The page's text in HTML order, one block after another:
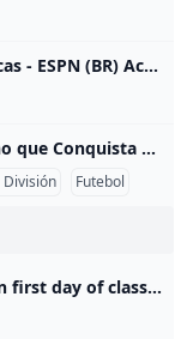
Huracán: O Globo Argentino que Conquista Corações! O Club Atlético Huracán é um time de futebol da Argentina, com sede no bairro de Parque Patricios, em Buenos Aires. Fundado em 1908, o “Globo” é um dos clubes mais tradicionais do país e tem torcedores apaixonados por toda parte.​ Imagine a história cheia de glórias: o Huracán ganhou cinco títulos da Primera División, como em 1921, 1922 e o inesquecível Nacional de 1973, invicto! Eles também brilharam na semifinal da Libertadores de 1974.
As Columbia resumes classes student activists vow to carry on with protests against Israel – KVEO-TV by: JAKE OFFENHARTZ, Associated Press Posted: Sep 3, 2024 / 04:20 PM CDT Updated: Sep 3, 2024 / 04:22 PM CDT Advocates rally against SpaceX proposal to dump wastewater … Letter reveals what soldier who inspired ‘Saving … Harris and Trump are in final sprint toward Election … 3 states renew efforts to limit abortion pill access Biden says Sinwar’s death is an ‘opportunity’ for … Trump to headline Al Smith charity dinner.